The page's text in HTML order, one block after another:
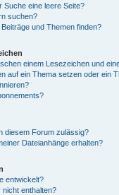
Suche eine leere Seite?
suchen?
und Themen finden?
einem Lesezeichen und
auf ein Thema setzen oder ein
diesem Forum zulässig?
Dateianhänge erhalten?
entwickelt?
enthalten?